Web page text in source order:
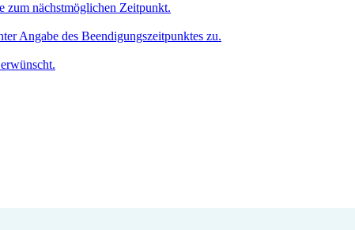
zum nächstmöglichen Zeitpunkt.
Angabe des Beendigungszeitpunktes zu.